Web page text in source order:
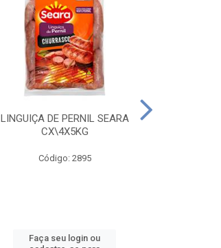
LINGUIÇA DE PERNIL SEARA
CX\4X5KG
Código: 2895
Faça seu login ou